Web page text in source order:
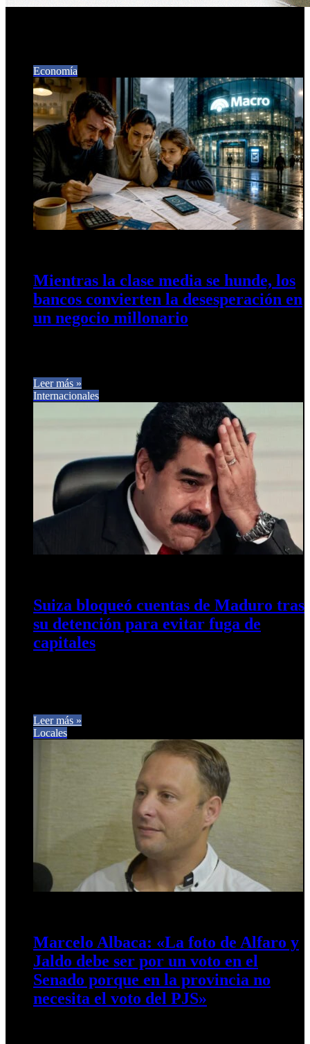
Economía
Mientras la clase media se hunde, los
bancos convierten la desesperación en
un negocio millonario
Leer más »
Internacionales
Suiza bloqueó cuentas de Maduro tras
su detención para evitar fuga de
capitales
Leer más »
Locales
Marcelo Albaca: «La foto de Alfaro y
Jaldo debe ser por un voto en el
Senado porque en la provincia no
necesita el voto del PJS»